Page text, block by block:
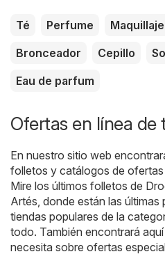
Té Perfume Maquillaje
Bronceador
Cepillo
Eau de parfum
Ofertas en línea de
En nuestro sitio web
folletos y catálogos de ofertas
Mire los últimos folletos de
Artés, donde están las
tiendas populares de la
todo. También encontrará
necesita sobre ofertas